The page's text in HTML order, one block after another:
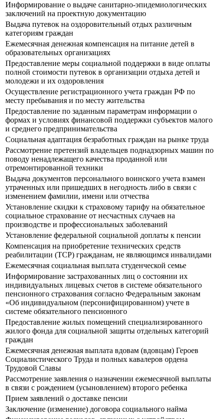
Информирование о выдаче санитарно-эпидемиологических
заключений на проектную документацию
Выдача путевок на оздоровительный отдых различным
категориям граждан
Ежемесячная денежная компенсация на питание детей в
образовательных организациях
Предоставление меры социальной поддержки в виде оплаты
полной стоимости путевок в организации отдыха детей и
молодежи и их оздоровления
Осуществление регистрационного учета граждан РФ по
месту пребывания и по месту жительства
Предоставление по заданным параметрам информации о
формах и условиях финансовой поддержки субъектов малого
и среднего предпринимательства
Социальная адаптация безработных граждан на рынке труда
Рассмотрение претензий владельцев поднадзорных машин по
поводу ненадлежащего качества проданной или
отремонтированной техники
Выдача документов персонального воинского учета взамен
утраченных или пришедших в негодность либо в связи с
изменением фамилии, имени или отчества
Установление скидки к страховому тарифу на обязательное
социальное страхование от несчастных случаев на
производстве и профессиональных заболеваний
Установление федеральной социальной доплаты к пенсии
Компенсация на приобретение технических средств
реабилитации (ТСР) гражданам, не являющимся инвалидами
Ежемесячная социальная выплата студенческой семье
Информирование застрахованных лиц о состоянии их
индивидуальных лицевых счетов в системе обязательного
пенсионного страхования согласно Федеральным законам
«Об индивидуальном (персонифицированном) учете в
системе обязательного пенсионного
Предоставление жилых помещений специализированного
жилого фонда для социальной защиты отдельных категорий
граждан
Ежемесячная денежная выплата вдовам (вдовцам) Героев
Социалистического Труда и полных кавалеров ордена
Трудовой Славы
Рассмотрение заявления о назначении ежемесячной выплаты
в связи с рождением (усыновлением) второго ребенка
Прием заявлений о доставке пенсии
Заключение (изменение) договора социального найма